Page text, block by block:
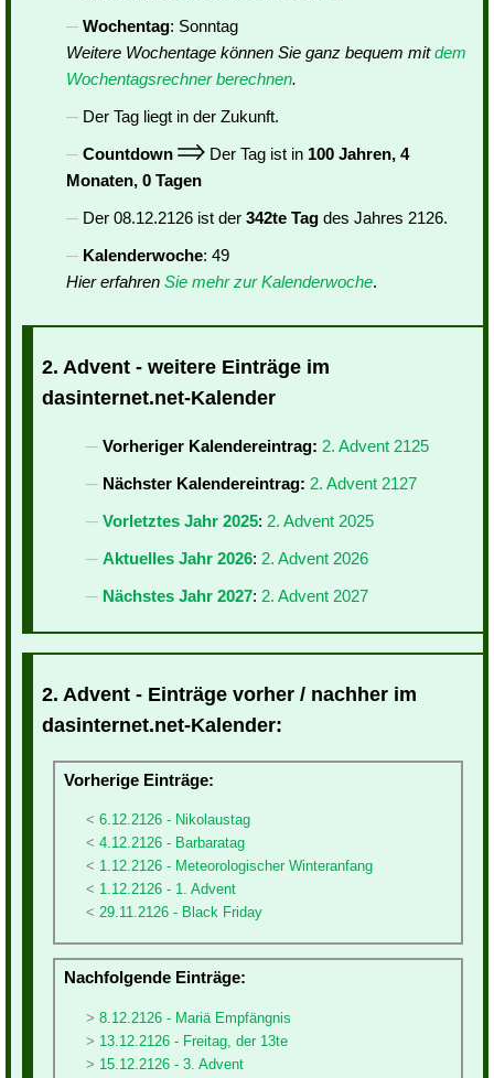
Wochentag: Sonntag
Weitere Wochentage können Sie ganz bequem mitdem
Wochentagsrechner berechnen.
Der Tag liegt in der Zukunft.
Countdown
Der Tag ist in 100 Jahren, 4
Monaten, 0 Tagen
Der 08.12.2126 ist der 342te Tag des Jahres 2126.
Kalenderwoche: 49
Hier erfahren Sie mehr zur Kalenderwoche.
2. Advent - weitere Einträge im
dasinternet.net-Kalender
Vorheriger Kalendereintrag: 2. Advent 2125
Nächster Kalendereintrag: 2. Advent 2127
Vorletztes Jahr 2025: 2. Advent 2025
Aktuelles Jahr 2026: 2. Advent 2026
Nächstes Jahr 2027: 2. Advent 2027
2. Advent - Einträge vorher / nachher im
dasinternet.net-Kalender:
Vorherige Einträge:
6.12.2126 - Nikolaustag
4.12.2126 - Barbaratag
1.12.2126 - Meteorologischer Winteranfang
1.12.2126 - 1. Advent
29.11.2126 - Black Friday
Nachfolgende Einträge:
8.12.2126 - Mariä Empfängnis
13.12.2126 - Freitag, der 13te
15.12.2126 - 3. Advent